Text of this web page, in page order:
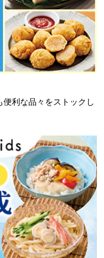
利な品々をストックし